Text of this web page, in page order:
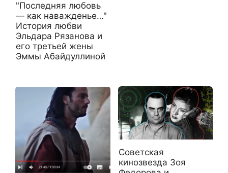
"Последняя любовь
— как наважденье…"
История любви
Эльдара Рязанова и
его третьей жены
Эммы Абайдуллиной
Советская
кинозвезда Зоя